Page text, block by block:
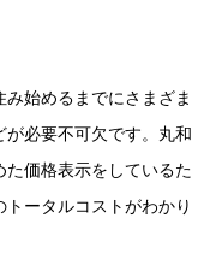
始めるまでにさまざま
必要不可欠です。丸和
価格表示をしているた
ータルコストがわかり